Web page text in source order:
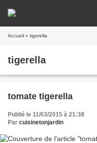
Accueil » tigerella
tigerella
tomate tigerella
Publié le 11/03/2015 à 21:38
Par cuisinetonjardin